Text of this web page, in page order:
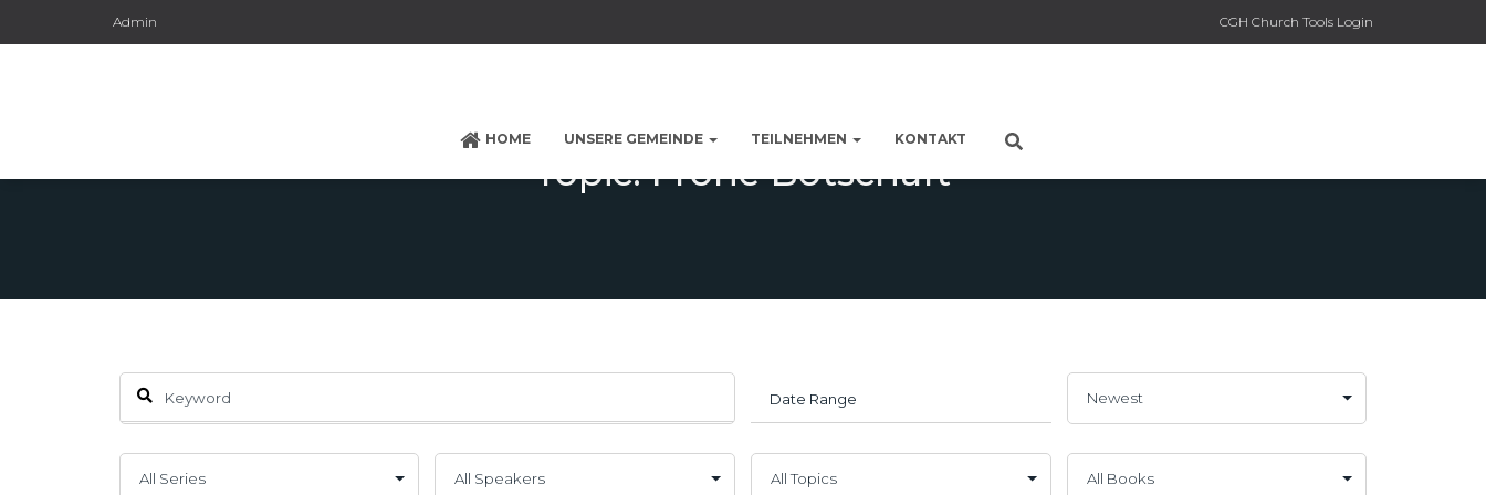
CGH Church Tools Login
Admin
HOME UNSERE GEMEINDE TEILNEHMEN KONTAKT
Topic: Frohe Botschaft